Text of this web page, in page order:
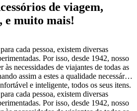
de viagem,
e muito mais!
cada pessoa, existem diversas
Por isso, desde 1942, nosso
necessidades de viajantes de todas as
assim a estes a qualidade necessária
e inteligente, todos os seus itens.
cada pessoa, existem diversas
Por isso, desde 1942, nosso